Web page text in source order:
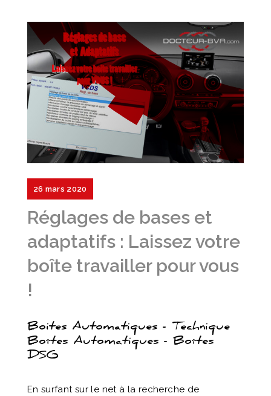
Boites Automatiques
Technique Boîtes
Automatiques
Boîtes DSG
26 mars 2020
Réglages de bases et
adaptatifs : Laissez votre
boîte travailler pour vous
!
Boites Automatiques - Technique
Boîtes Automatiques - Boîtes
DSG
En surfant sur le net à la recherche de